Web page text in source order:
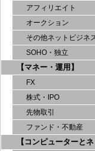
アフィリエイト
オークション
その他ネットビジネ
SOHO・独立
【マネー・運用】
FX
株式・IPO
先物取引
ファンド・不動産
【コンピューターと